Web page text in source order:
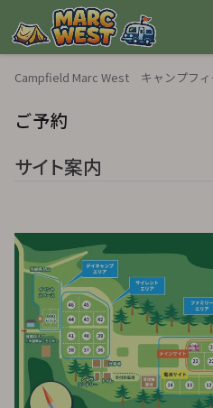
Campfield Marc West キャンプフィ
ご予約
サイト案内